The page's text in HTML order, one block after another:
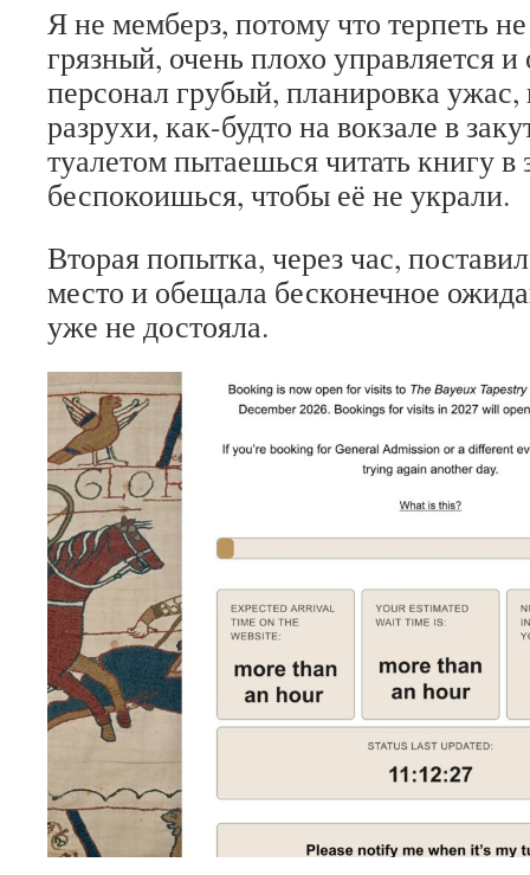
Я не мемберз, потому что терпеть
грязный, очень плохо управляется и
персонал грубый, планировка
разрухи, как-будто на вокзале в
туалетом пытаешься читать книгу в
беспокоишься, чтобы её не украли.
Вторая попытка, через час,
место и обещала бесконечное
уже не достояла.